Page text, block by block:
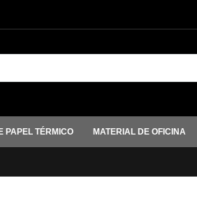
PAPEL TÉRMICO MATERIAL DE OFICINA